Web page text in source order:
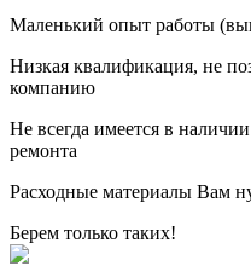
Маленький опыт работы
Низкая квалификация, не
компанию
Не всегда имеется в
ремонта
Расходные материалы Вам
Берем только таких!